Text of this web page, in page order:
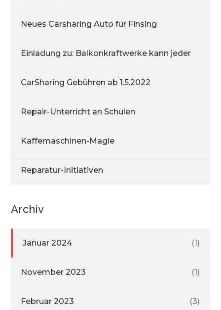
Neues Carsharing Auto für Finsing
Einladung zu: Balkonkraftwerke kann jeder
CarSharing Gebühren ab 1.5.2022
Repair-Unterricht an Schulen
Kaffemaschinen-Magie
Reparatur-Initiativen
Archiv
Januar 2024 (1)
November 2023 (1)
Februar 2023 (3)